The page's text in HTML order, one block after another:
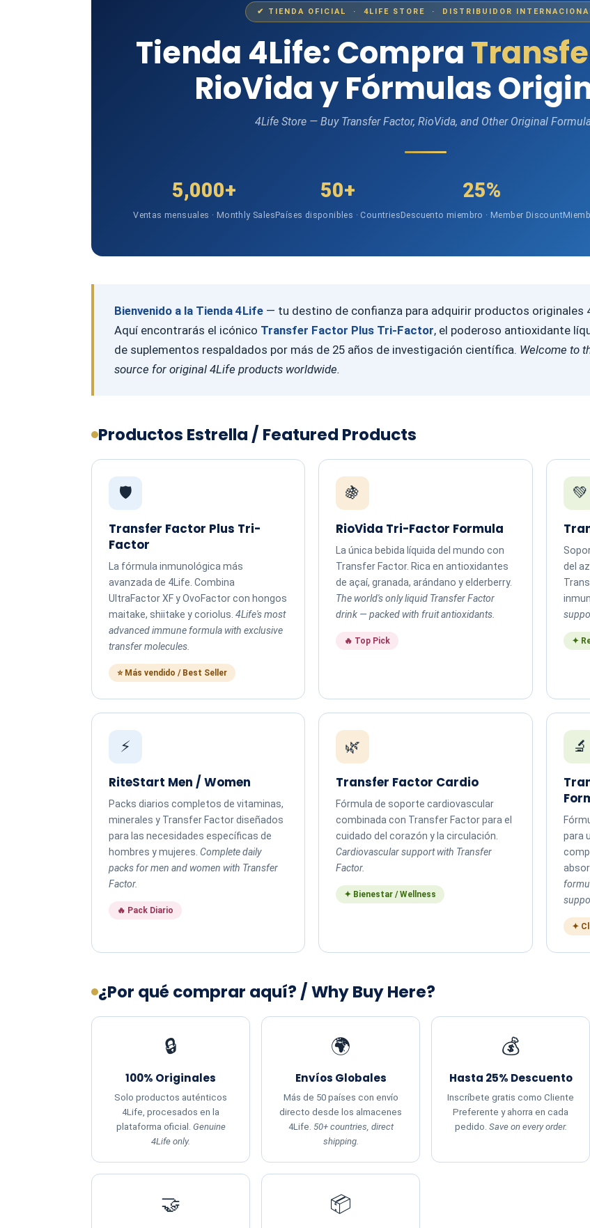
✔ TIENDA OFICIAL · 4LIFE STORE · DISTRIBUIDOR
Tienda 4Life: Compra
RioVida y Fórmulas
4Life Store — Buy Transfer Factor, RioVida, and Other Original
5,000+
Ventas mensuales · Monthly Sales
50+
Países disponibles · Countries
25%
Descuento miembro · Member Discount
Bienvenido a la Tienda 4Life— tu destino de confianza para adquirir productos originales
Aquí encontrarás el icónico Transfer Factor Plus Tri-Factor, el poderoso antioxidante
de suplementos respaldados por más de 25 años de investigación científica. Welcome to
source for original 4Life products worldwide.
Productos Estrella / Featured Products
🛡️
Transfer Factor Plus Tri-
Factor
La fórmula inmunológica más
avanzada de 4Life. Combina
UltraFactor XF y OvoFactor con hongos
maitake, shiitake y coriolus. 4Life's most
advanced immune formula with exclusive
transfer molecules.
⭐ Más vendido / Best Seller
🍇
RioVida Tri-Factor Formula
La única bebida líquida del mundo con
Transfer Factor. Rica en antioxidantes
de açaí, granada, arándano y elderberry.
The world's only liquid Transfer Factor
drink — packed with fruit antioxidants.
🔥 Top Pick
💚
del
✦
⚡
RiteStart Men / Women
Packs diarios completos de vitaminas,
minerales y Transfer Factor diseñados
para las necesidades específicas de
hombres y mujeres. Complete daily
packs for men and women with Transfer
Factor.
🔥 Pack Diario
🌿
Transfer Factor Cardio
Fórmula de soporte cardiovascular
combinada con Transfer Factor para el
cuidado del corazón y la circulación.
Cardiovascular support with Transfer
Factor.
✦ Bienestar / Wellness
🔬
para
✦
¿Por qué comprar aquí? / Why Buy Here?
🔒
100% Originales
Solo productos auténticos
4Life, procesados en la
plataforma oficial. Genuine
4Life only.
🌍
Envíos Globales
Más de 50 países con envío
directo desde los almacenes
4Life. 50+ countries, direct
shipping.
💰
Hasta 25% Descuento
Inscríbete gratis como Cliente
Preferente y ahorra en cada
pedido. Save on every order.
🤝 📦